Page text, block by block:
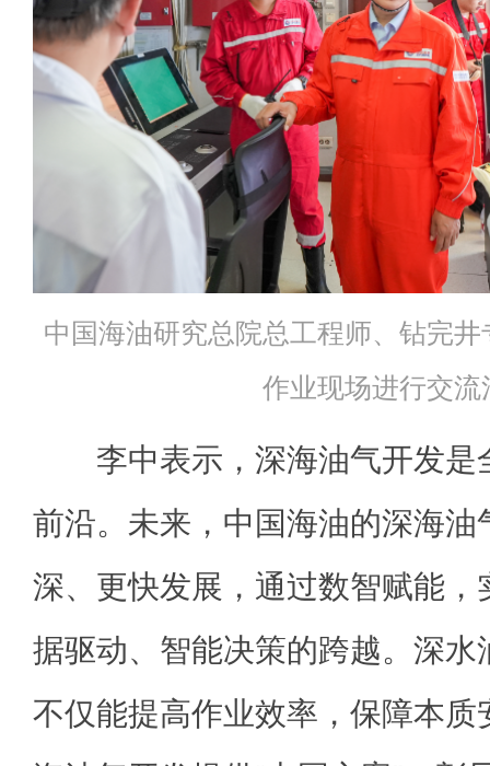
中国海油研究总院总工程师、钻完
作业现场进行交流
李中表示，深海油气开发是
前沿。未来，中国海油的深海油
深、更快发展，通过数智赋能，
据驱动、智能决策的跨越。深水
不仅能提高作业效率，保障本质